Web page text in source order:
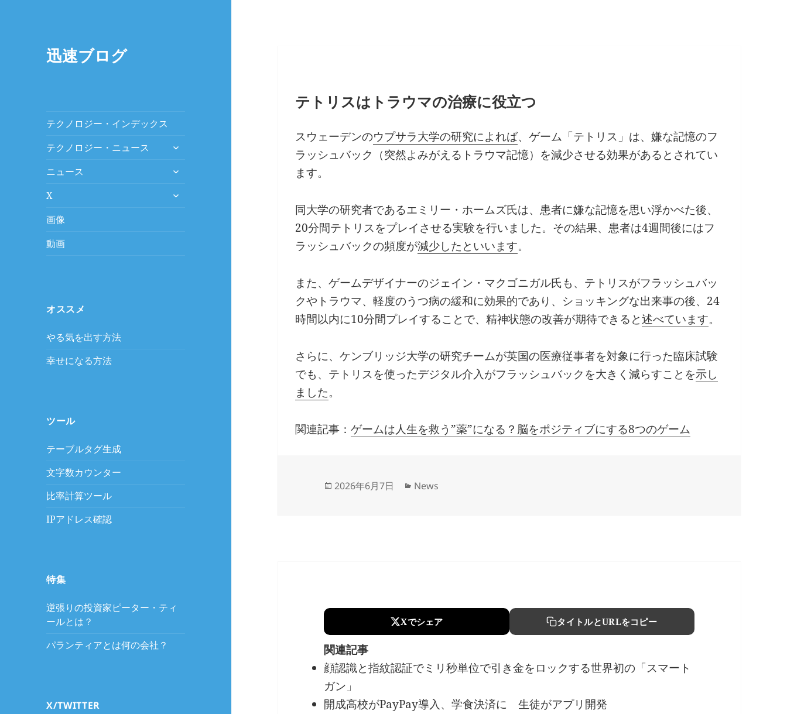
迅速ブログ
テクノロジー・インデックス
テクノロジー・ニュース
expand
menu
ニュース
expand
menu
X
expand
画像
動画
オススメ
やる気を出す方法
幸せになる方法
ツール
テーブルタグ生成
文字数カウンター
比率計算ツール
IPアドレス確認
特集
逆張りの投資家ピーター・ティ
ールとは？
パランティアとは何の会社？
X/TWITTER
テトリスはトラウマの治療に役立つ
スウェーデンのウプサラ大学の研究によれば、ゲーム「テトリス」は、嫌な記憶のフ
ラッシュバック（突然よみがえるトラウマ記憶）を減少させる効果があるとされてい
ます。
同大学の研究者であるエミリー・ホームズ氏は、患者に嫌な記憶を思い浮かべた後、
20分間テトリスをプレイさせる実験を行いました。その結果、患者は4週間後にはフ
ラッシュバックの頻度が減少したといいます。
また、ゲームデザイナーのジェイン・マクゴニガル氏も、テトリスがフラッシュバッ
クやトラウマ、軽度のうつ病の緩和に効果的であり、ショッキングな出来事の後、24
時間以内に10分間プレイすることで、精神状態の改善が期待できると述べています。
さらに、ケンブリッジ大学の研究チームが英国の医療従事者を対象に行った臨床試験
でも、テトリスを使ったデジタル介入がフラッシュバックを大きく減らすことを示し
ました。
関連記事： ゲームは人生を救う”薬”になる？脳をポジティブにする8つのゲーム
Updated
2026年6月7日 Categories
News
Xでシェア タイトルとURLをコピー
関連記事
顔認識と指紋認証でミリ秒単位で引き金をロックする世界初の「スマート
ガン」
開成高校がPayPay導入、学食決済に 生徒がアプリ開発